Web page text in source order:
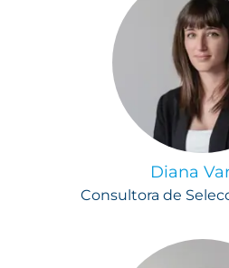
Diana
Consultora de